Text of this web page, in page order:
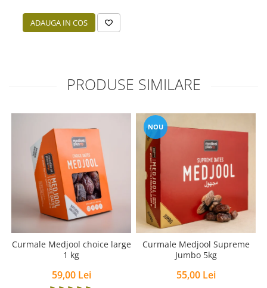
ADAUGA IN COS
PRODUSE SIMILARE
Curmale Medjool choice large
1 kg
59,00 Lei
NOU
Curmale Medjool Supreme
Jumbo 5kg
55,00 Lei